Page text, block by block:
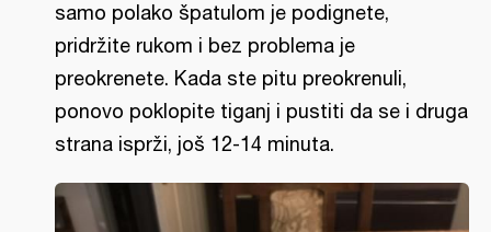
samo polako špatulom je podignete,
pridržite rukom i bez problema je
preokrenete. Kada ste pitu preokrenuli,
ponovo poklopite tiganj i pustiti da se i druga
strana isprži, još 12-14 minuta.